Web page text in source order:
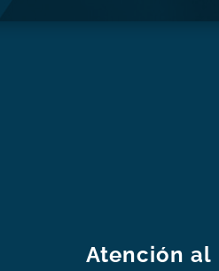
Atención al